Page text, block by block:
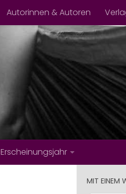
Autorinnen & Autoren
Erscheinungsjahr
MIT EINEM